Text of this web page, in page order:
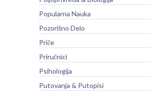
Popularna Nauka
Pozorišno Delo
Priče
Priručnici
Psihologija
Putovanja & Putopisi